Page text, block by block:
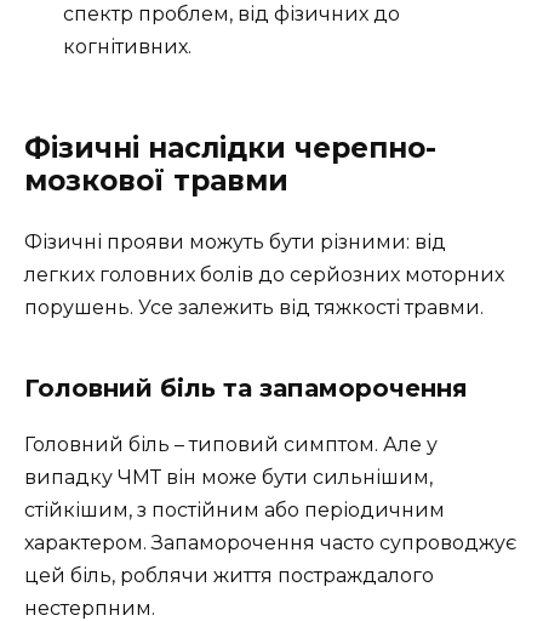
спектр проблем, від фізичних до
когнітивних.
Фізичні наслідки черепно-
мозкової травми
Фізичні прояви можуть бути різними: від
легких головних болів до серйозних моторних
порушень. Усе залежить від тяжкості травми.
Головний біль та запаморочення
Головний біль – типовий симптом. Але у
випадку ЧМТ він може бути сильнішим,
стійкішим, з постійним або періодичним
характером. Запаморочення часто супроводжує
цей біль, роблячи життя постраждалого
нестерпним.